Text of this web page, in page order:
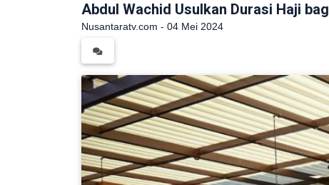
Abdul Wachid Usulkan Durasi Haji
Nusantaratv.com - 04 Mei 2024